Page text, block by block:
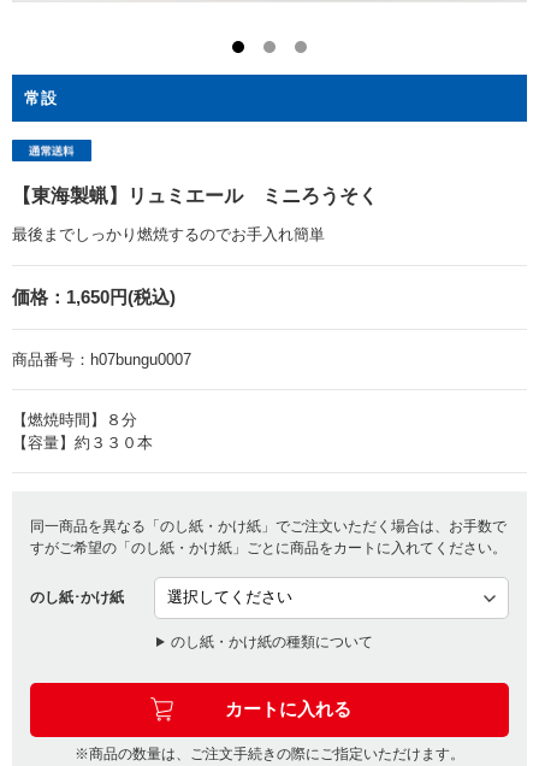
常設
【東海製蝋】リュミエール ミニろうそく
最後までしっかり燃焼するのでお手入れ簡単
価格： 1,650円(税込)
商品番号： h07bungu0007
【燃焼時間】８分
【容量】約３３０本
同一商品を異なる「のし紙・かけ紙」でご注文いただく場合は、お手数で
すがご希望の「のし紙・かけ紙」ごとに商品をカートに入れてください。
のし紙･かけ紙
のし紙・かけ紙の種類について
※商品の数量は、ご注文手続きの際にご指定いただけます。